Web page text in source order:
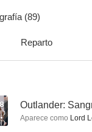
(89)
Reparto
Outlander:
Aparece como Lord